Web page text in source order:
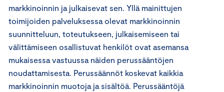
markkinoinnin ja julkaisevat sen. Yllä mainittujen
toimijoiden palveluksessa olevat markkinoinnin
suunnitteluun, toteutukseen, julkaisemiseen tai
välittämiseen osallistuvat henkilöt ovat asemansa
mukaisessa vastuussa näiden perussääntöjen
noudattamisesta. Perussäännöt koskevat kaikkia
markkinoinnin muotoja ja sisältöä. Perussääntöjä